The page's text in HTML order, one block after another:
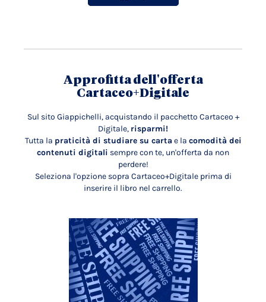
Approfitta dell'offerta
Cartaceo+Digitale
Sul sito Giappichelli, acquistando il pacchetto Cartaceo +
Digitale, risparmi!
Tutta la praticità di studiare su carta e la comodità dei
contenuti digitali sempre con te, un'offerta da non
perdere!
Seleziona l'opzione sopra Cartaceo+Digitale prima di
inserire il libro nel carrello.